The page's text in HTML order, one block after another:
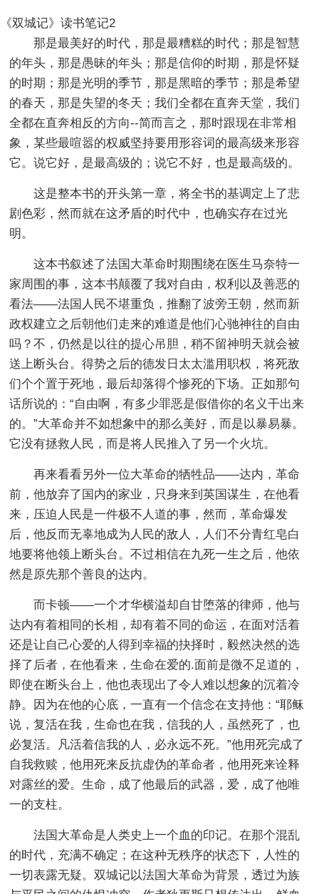
《双城记》读书笔记2
那是最美好的时代，那是最糟糕的时代；那是智慧
的年头，那是愚昧的年头；那是信仰的时期，那是怀疑
的时期；那是光明的季节，那是黑暗的季节；那是希望
的春天，那是失望的冬天；我们全都在直奔天堂，我们
全都在直奔相反的方向--简而言之，那时跟现在非常相
象，某些最喧嚣的权威坚持要用形容词的最高级来形容
它。说它好，是最高级的；说它不好，也是最高级的。
这是整本书的开头第一章，将全书的基调定上了悲
剧色彩，然而就在这矛盾的时代中，也确实存在过光
明。
这本书叙述了法国大革命时期围绕在医生马奈特一
家周围的事，这本书颠覆了我对自由，权利以及善恶的
看法——法国人民不堪重负，推翻了波旁王朝，然而新
政权建立之后朝他们走来的难道是他们心驰神往的自由
吗？不，仍然是以往的提心吊胆，稍不留神明天就会被
送上断头台。得势之后的德发日太太滥用职权，将死敌
们个个置于死地，最后却落得个惨死的下场。正如那句
话所说的：“自由啊，有多少罪恶是假借你的名义干出来
的。”大革命并不如想象中的那么美好，而是以暴易暴。
它没有拯救人民，而是将人民推入了另一个火坑。
再来看看另外一位大革命的牺牲品——达内，革命
前，他放弃了国内的家业，只身来到英国谋生，在他看
来，压迫人民是一件极不人道的事，然而，革命爆发
后，他反而无辜地成为人民的敌人，人们不分青红皂白
地要将他领上断头台。不过相信在九死一生之后，他依
然是原先那个善良的达内。
而卡顿——一个才华横溢却自甘堕落的律师，他与
达内有着相同的长相，却有着不同的命运，在面对活着
还是让自己心爱的人得到幸福的抉择时，毅然决然的选
择了后者，在他看来，生命在爱的.面前是微不足道的，
即使在断头台上，他也表现出了令人难以想象的沉着冷
静。因为在他的心底，一直有一个信念在支持他：“耶稣
说，复活在我，生命也在我，信我的人，虽然死了，也
必复活。凡活着信我的人，必永远不死。”他用死完成了
自我救赎，他用死来反抗虚伪的革命者，他用死来诠释
对露丝的爱。生命，成了他最后的武器，爱，成了他唯
一的支柱。
法国大革命是人类史上一个血的印记。在那个混乱
的时代，充满不确定；在这种无秩序的状态下，人性的
一切表露无疑。双城记以法国大革命为背景，透过为族